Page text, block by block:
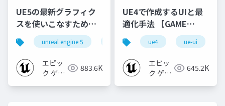
UE5の最新グラフィク
スを使いこなすための4
個の勘所
[CEDEC+KYUSHU
2023]
unreal engine 5 cedec cedec+kyushu
エピッ
ク ゲー
883.6K
UE4で作成するUIと最
適化手法 【GAME
CREATORS
CONFERENCE '20】
ue4 ue-ui
エピッ
ク ゲー
645.2K